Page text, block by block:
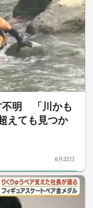
不明 「川かも
えても見つか
6月22日